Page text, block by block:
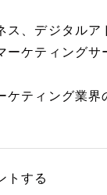
、デジタルア
ケティングサ
ケティング業
トする